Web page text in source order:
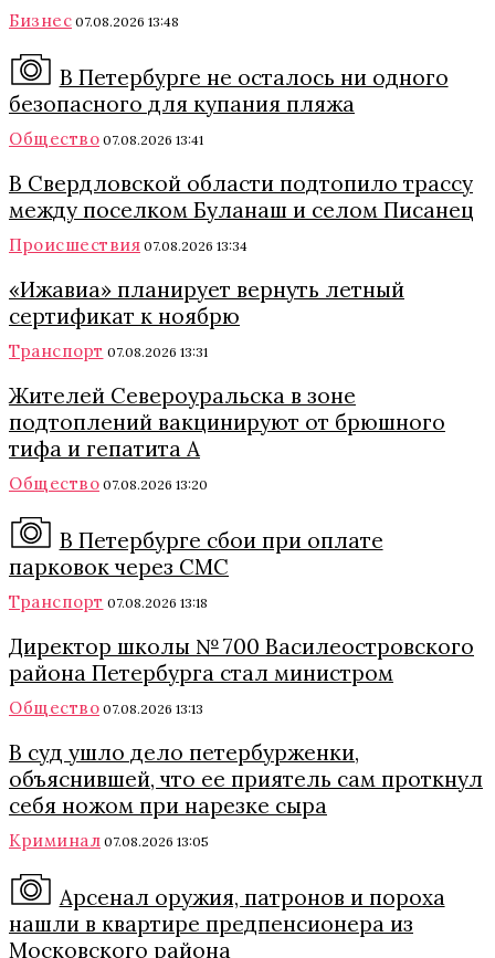
Бизнес 07.08.2026 13:48
В Петербурге не осталось ни одного
безопасного для купания пляжа
Общество 07.08.2026 13:41
В Свердловской области подтопило трассу
между поселком Буланаш и селом Писанец
Происшествия 07.08.2026 13:34
«Ижавиа» планирует вернуть летный
сертификат к ноябрю
Транспорт 07.08.2026 13:31
Жителей Североуральска в зоне
подтоплений вакцинируют от брюшного
тифа и гепатита А
Общество 07.08.2026 13:20
В Петербурге сбои при оплате
парковок через СМС
Транспорт 07.08.2026 13:18
Директор школы № 700 Василеостровского
района Петербурга стал министром
Общество 07.08.2026 13:13
В суд ушло дело петербурженки,
объяснившей, что ее приятель сам проткнул
себя ножом при нарезке сыра
Криминал 07.08.2026 13:05
Арсенал оружия, патронов и пороха
нашли в квартире предпенсионера из
Московского района